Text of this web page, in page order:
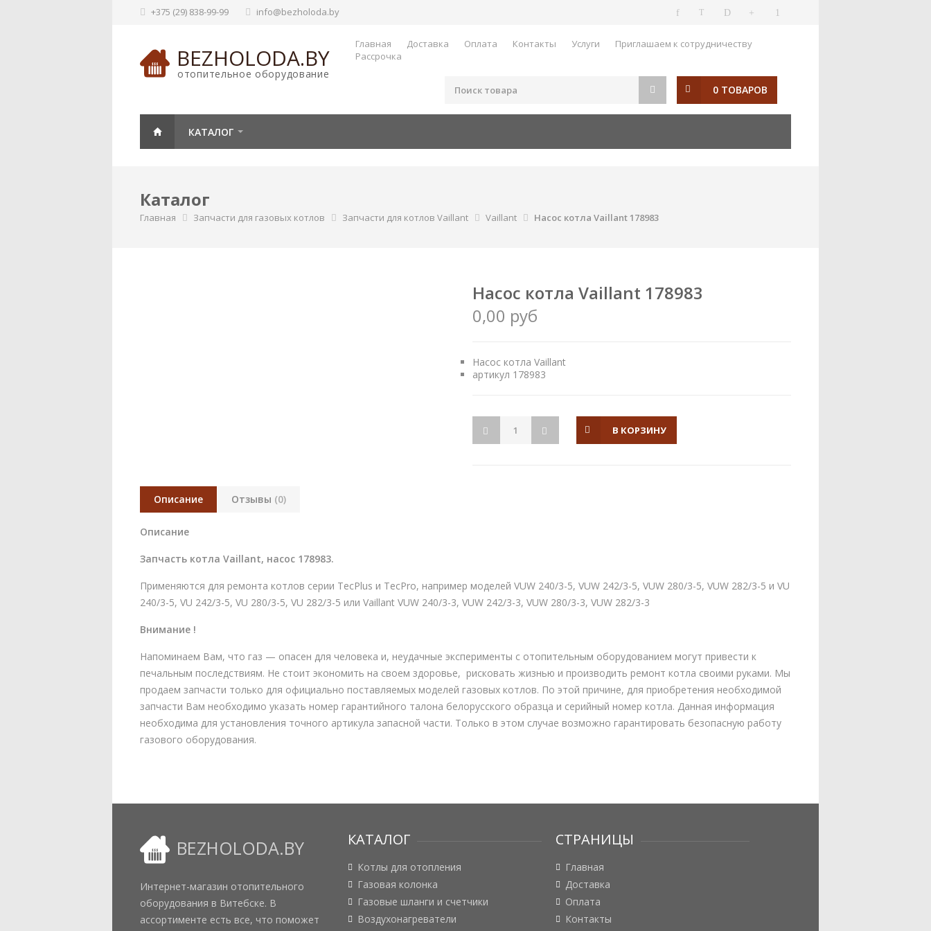
+375 (29) 838-99-99 info@bezholoda.by
BEZHOLODA.BY
отопительное оборудование
Главная Доставка Оплата Контакты Услуги
Приглашаем к сотрудничеству
Рассрочка
0 ТОВАРОВ
КАТАЛОГ
Каталог
Главная Запчасти для газовых котлов Запчасти для котлов Vaillant Vaillant Насос котла Vaillant 178983
Насос котла Vaillant 178983
0,00 руб
Насос котла Vaillant
артикул 178983
В КОРЗИНУ
Описание Отзывы (0)
Описание
Запчасть котла Vaillant, насос 178983.
Применяются для ремонта котлов серии TecPlus и TecPro, например моделей VUW 240/3-5, VUW 242/3-5, VUW 280/3-5, VUW 282/3-5 и VU
240/3-5, VU 242/3-5, VU 280/3-5, VU 282/3-5 или Vaillant VUW 240/3-3, VUW 242/3-3, VUW 280/3-3, VUW 282/3-3
Внимание !
Напоминаем Вам, что газ — опасен для человека и, неудачные эксперименты с отопительным оборудованием могут привести к
печальным последствиям. Не стоит экономить на своем здоровье, рисковать жизнью и производить ремонт котла своими руками. Мы
продаем запчасти только для официально поставляемых моделей газовых котлов. По этой причине, для приобретения необходимой
запчасти Вам необходимо указать номер гарантийного талона белорусского образца и серийный номер котла. Данная информация
необходима для установления точного артикула запасной части. Только в этом случае возможно гарантировать безопасную работу
газового оборудования.
BEZHOLODA.BY
Интернет-магазин отопительного
оборудования в Витебске. В
ассортименте есть все, что поможет
КАТАЛОГ
Котлы для отопления
Газовая колонка
Газовые шланги и счетчики
Воздухонагреватели
СТРАНИЦЫ
Главная
Доставка
Оплата
Контакты